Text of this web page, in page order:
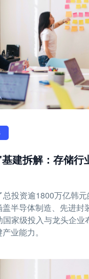
建拆解：存储行
投资逾1800万亿韩
半导体制造、先进封
家级投入与龙头企业
业能力。